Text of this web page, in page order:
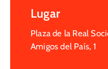
Lugar
Plaza de la Real
Amigos del País, 1